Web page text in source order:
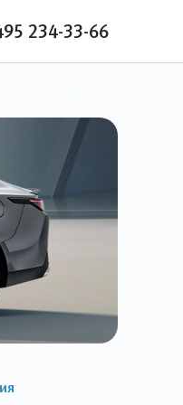
234-33-66